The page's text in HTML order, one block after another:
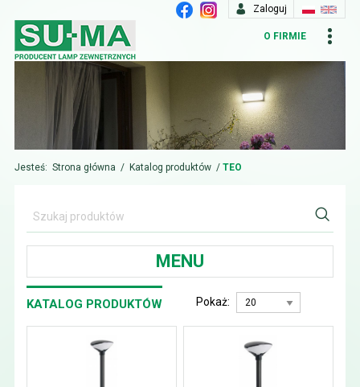
Zaloguj
O FIRMIE
Jesteś: Strona główna / Katalog produktów / TEO
MENU
KATALOG PRODUKTÓW Pokaż: